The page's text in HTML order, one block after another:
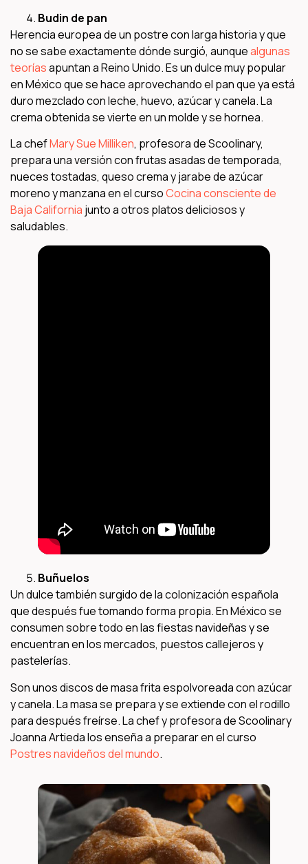
Budin de pan
Herencia europea de un postre con larga historia y que
no se sabe exactamente dónde surgió, aunquealgunas
teoríasapuntan a Reino Unido. Es un dulce muy popular
en México que se hace aprovechando el pan que ya está
duro mezclado con leche, huevo, azúcar y canela. La
crema obtenida se vierte en un molde y se hornea.
La chefMary Sue Milliken, profesora de Scoolinary,
prepara una versión con frutas asadas de temporada,
nueces tostadas, queso crema y jarabe de azúcar
moreno y manzana en el cursoCocina consciente de
Baja California junto a otros platos deliciosos y
saludables.
Buñuelos
Un dulce también surgido de la colonización española
que después fue tomando forma propia. En México se
consumen sobre todo en las fiestas navideñas y se
encuentran en los mercados, puestos callejeros y
pastelerías.
Son unos discos de masa frita espolvoreada con azúcar
y canela. La masa se prepara y se extiende con el rodillo
para después freírse. La chef y profesora de Scoolinary
Joanna Artieda los enseña a preparar en el curso
Postres navideños del mundo.